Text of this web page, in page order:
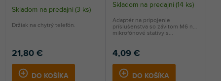
Skladom na predajni (3 ks)
21,80 €
DO KOŠÍKA
Držiak na chytrý telefón.
Skladom na predajni (14 ks)
4,09 €
DO KOŠÍKA
Adaptér na pripojenie
príslušenstva so závitom M6 na
mikrofónové statívy s...